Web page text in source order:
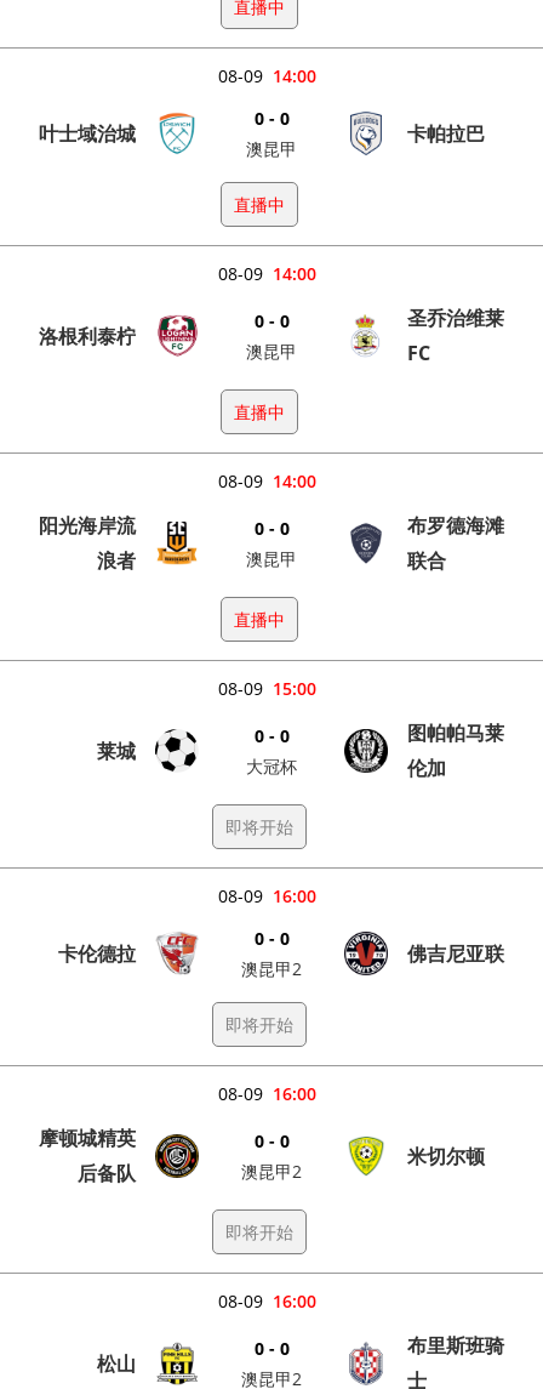
直播中
14:00
08-09
叶士域治城
0 - 0
澳昆甲
卡帕拉巴
直播中
14:00
08-09
洛根利泰柠
0 - 0
澳昆甲
圣乔治维莱
FC
直播中
14:00
08-09
阳光海岸流
浪者
0 - 0
澳昆甲
布罗德海滩
联合
直播中
15:00
08-09
莱城
0 - 0
大冠杯
图帕帕马莱
伦加
即将开始
16:00
08-09
卡伦德拉
0 - 0
澳昆甲2
佛吉尼亚联
即将开始
16:00
08-09
摩顿城精英
后备队
0 - 0
澳昆甲2
米切尔顿
即将开始
16:00
08-09
松山
0 - 0
澳昆甲2
布里斯班骑
士